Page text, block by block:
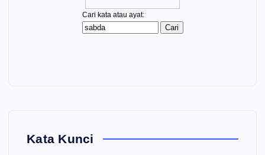
Kata Kunci